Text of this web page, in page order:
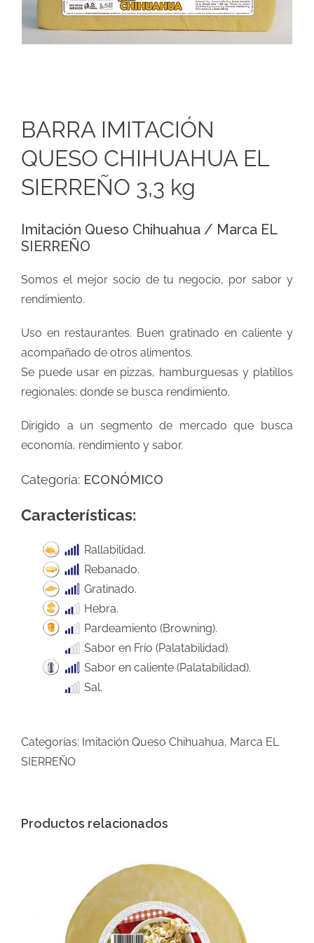
BARRA IMITACIÓN
QUESO CHIHUAHUA EL
SIERREÑO 3,3 kg
Imitación Queso Chihuahua / Marca EL
SIERREÑO
Somos el mejor socio de tu negocio, por sabor y
rendimiento.
Uso en restaurantes. Buen gratinado en caliente y
acompañado de otros alimentos.
Se puede usar en pizzas, hamburguesas y platillos
regionales; donde se busca rendimiento.
Dirigido a un segmento de mercado que busca
economía, rendimiento y sabor.
Categoría: ECONÓMICO
Características:
Rallabilidad.
Rebanado.
Gratinado.
Hebra.
Pardeamiento (Browning).
Sabor en Frío (Palatabilidad).
Sabor en caliente (Palatabilidad).
Sal.
Categorías: Imitación Queso Chihuahua, Marca EL
SIERREÑO
Productos relacionados